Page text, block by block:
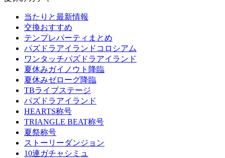
当たりと最新情報
交換おすすめ
テンプレパーティまとめ
パズドラアイランドコロシアム
ワンタッチパズドラアイランド
夏休みガイノウト降臨
夏休みゼローグ降臨
TBライブステージ
パズドラアイランド
HEARTS称号
TRIANGLE BEAT称号
夏祭称号
ストーリーダンジョン
10連ガチャシミュ